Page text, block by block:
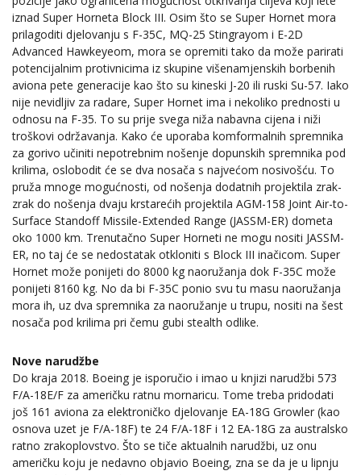
iznad Super Horneta Block III. Osim što se Super Hornet mora
prilagoditi djelovanju s F-35C, MQ-25 Stingrayom i E-2D
Advanced Hawkeyeom, mora se opremiti tako da može parirati
potencijalnim protivnicima iz skupine višenamjenskih borbenih
aviona pete generacije kao što su kineski J-20 ili ruski Su-57. Iako
nije nevidljiv za radare, Super Hornet ima i nekoliko prednosti u
odnosu na F-35. To su prije svega niža nabavna cijena i niži
troškovi održavanja. Kako će uporaba komformalnih spremnika
za gorivo učiniti nepotrebnim nošenje dopunskih spremnika pod
krilima, oslobodit će se dva nosača s najvećom nosivošću. To
pruža mnoge mogućnosti, od nošenja dodatnih projektila zrak-
zrak do nošenja dvaju krstarećih projektila AGM-158 Joint Air-to-
Surface Standoff Missile-Extended Range (JASSM-ER) dometa
oko 1000 km. Trenutačno Super Horneti ne mogu nositi JASSM-
ER, no taj će se nedostatak otkloniti s Block III inačicom. Super
Hornet može ponijeti do 8000 kg naoružanja dok F-35C može
ponijeti 8160 kg. No da bi F-35C ponio svu tu masu naoružanja
mora ih, uz dva spremnika za naoružanje u trupu, nositi na šest
nosača pod krilima pri čemu gubi stealth odlike.
Nove narudžbe
Do kraja 2018. Boeing je isporučio i imao u knjizi narudžbi 573
F/A-18E/F za američku ratnu mornaricu. Tome treba pridodati
još 161 aviona za elektroničko djelovanje EA-18G Growler (kao
osnova uzet je F/A-18F) te 24 F/A-18F i 12 EA-18G za australsko
ratno zrakoplovstvo. Što se tiče aktualnih narudžbi, uz onu
američku koju je nedavno objavio Boeing, zna se da je u lipnju